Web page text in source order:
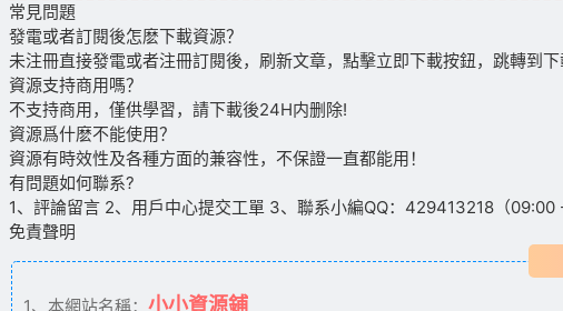
常見問題
發電或者訂閱後怎麽下載資源？
未注冊直接發電或者注冊訂閱後，刷新文章，點擊立即下載按鈕，跳轉到
資源支持商用嗎？
不支持商用，僅供學習，請下載後24H内删除!
資源爲什麽不能使用？
資源有時效性及各種方面的兼容性，不保證一直都能用！
有問題如何聯系?
1、評論留言 2、用戶中心提交工單 3、聯系小編QQ：429413218（09:00 -
免責聲明
1、本網站名稱： 小小資源鋪